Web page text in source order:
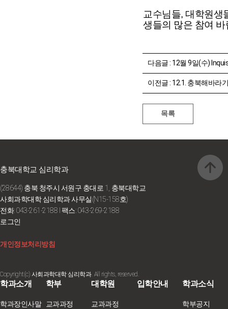
교수님들, 대학원생
생들의 많은 참여 바
다음글 : 12월 9일(수) Inquisit과 SPSS를 이용한 암묵
이전글 : 12.1. 충북해바라기센터 2015년 성폭력 추
충북대학교 심리학과
(28644) 충북 청주시 서원구 충대로 1, 충북대학교
사회과학대학 심리학과 사무실(N15-158호)
전화: 043-261-2188 I 팩스: 043-269-2188
로그인
개인정보처리방침
Copyright(c) 사회과학대학 심리학과. All rights, reserved.
학과소개
학과장인사말
학부
교과과정
대학원
교과과정
입학안내 학과소식
학부공지